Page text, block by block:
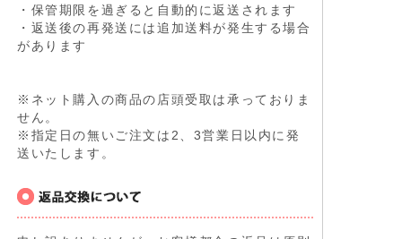
・保管期限を過ぎると自動的に返送されます
・返送後の再発送には追加送料が発生する場合
があります
※ネット購入の商品の店頭受取は承っておりま
せん。
※指定日の無いご注文は2、3営業日以内に発
送いたします。